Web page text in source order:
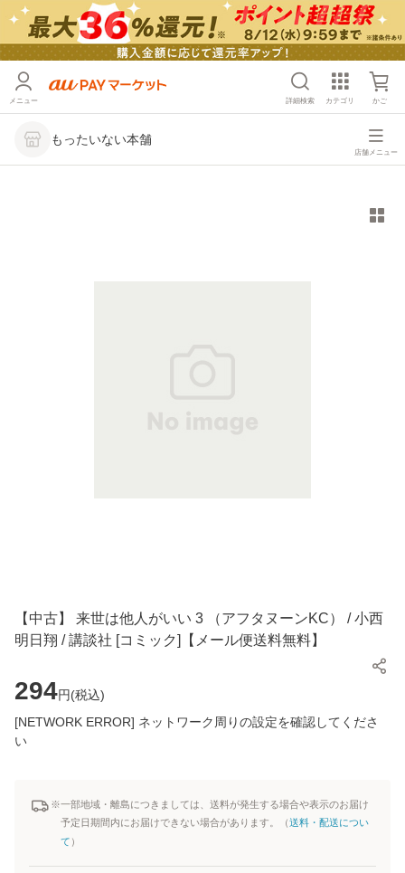
メニュー 詳細検索 カテゴリ かご
もったいない本舗
店舗メニュー
【中古】 来世は他人がいい 3 （アフタヌーンKC） / 小西
明日翔 / 講談社 [コミック]【メール便送料無料】
294円(税込)
[NETWORK ERROR] ネットワーク周りの設定を確認してくださ
い
※一部地域・離島につきましては、送料が発生する場合や表示のお届け
予定日期間内にお届けできない場合があります。（送料・配送につい
て ）